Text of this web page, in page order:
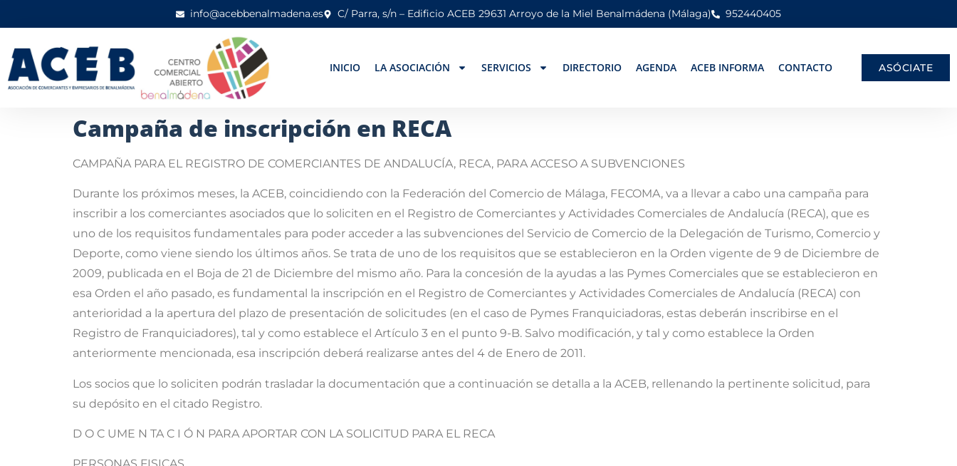
info@acebbenalmadena.es C/ Parra, s/n – Edificio ACEB 29631 Arroyo de la Miel Benalmádena (Málaga) 952440405
INICIO LA ASOCIACIÓN SERVICIOS DIRECTORIO AGENDA ACEB INFORMA CONTACTO ASÓCIATE
Campaña de inscripción en RECA
CAMPAÑA PARA EL REGISTRO DE COMERCIANTES DE ANDALUCÍA, RECA, PARA ACCESO A SUBVENCIONES
Durante los próximos meses, la ACEB, coincidiendo con la Federación del Comercio de Málaga, FECOMA, va a llevar a cabo una campaña para
inscribir a los comerciantes asociados que lo soliciten en el Registro de Comerciantes y Actividades Comerciales de Andalucía (RECA), que es
uno de los requisitos fundamentales para poder acceder a las subvenciones del Servicio de Comercio de la Delegación de Turismo, Comercio y
Deporte, como viene siendo los últimos años. Se trata de uno de los requisitos que se establecieron en la Orden vigente de 9 de Diciembre de
2009, publicada en el Boja de 21 de Diciembre del mismo año. Para la concesión de la ayudas a las Pymes Comerciales que se establecieron en
esa Orden el año pasado, es fundamental la inscripción en el Registro de Comerciantes y Actividades Comerciales de Andalucía (RECA) con
anterioridad a la apertura del plazo de presentación de solicitudes (en el caso de Pymes Franquiciadoras, estas deberán inscribirse en el
Registro de Franquiciadores), tal y como establece el Artículo 3 en el punto 9-B. Salvo modificación, y tal y como establece la Orden
anteriormente mencionada, esa inscripción deberá realizarse antes del 4 de Enero de 2011.
Los socios que lo soliciten podrán trasladar la documentación que a continuación se detalla a la ACEB, rellenando la pertinente solicitud, para
su depósito en el citado Registro.
D O C UME N TA C I Ó N PARA APORTAR CON LA SOLICITUD PARA EL RECA